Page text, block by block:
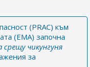
(PRAC) към
(EMA) започна
срещу чикунгуня
за